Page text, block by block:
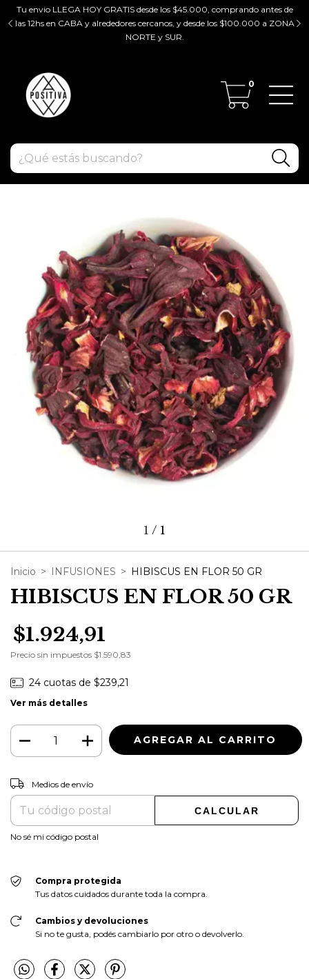
Tu envio LLEGA HOY GRATIS desde los $45.000, comprando antes de
las 12hs en CABA y alrededores cercanos, y desde los $100.000 a ZONA
NORTE y SUR.
0
1 / 1
Inicio > INFUSIONES > HIBISCUS EN FLOR 50 GR
HIBISCUS EN FLOR 50 GR
$1.924,91
Precio sin impuestos $1.590,83
24 cuotas de $239,21
Ver más detalles
Entregas para el CP:
Medios de envío
CALCULAR
No sé mi código postal
Compra protegida
Tus datos cuidados durante toda la compra.
Cambios y devoluciones
Si no te gusta, podés cambiarlo por otro o devolverlo.